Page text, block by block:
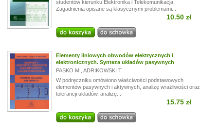
studentów kierunku Elektronika i Telekomunikacja,
Zagadnienia opisane są klasycznymi problemami...
10.50 zł
Elementy liniowych obwodów elektrycznych i
elektronicznych. Synteza układów pasywnych
PASKO M.
ADRIKOWSKI T.
W podręczniku omówiono właściwości podstawowych
elementów pasywnych i aktywnych, analizę wrażliwości oraz
tolerancji układów, analizę...
15.75 zł